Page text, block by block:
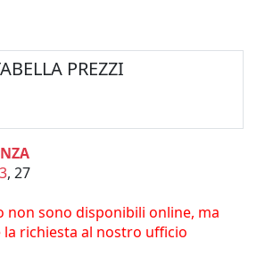
PREZZI
, 27
non sono disponibili online, ma
richiesta al nostro ufficio